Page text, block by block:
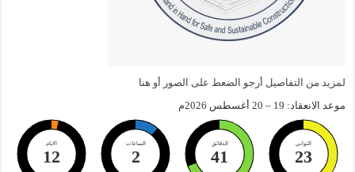
لمزيد من التفاصيل أرجو الضعط على الصور أو هنا
موعد الانعقاد: 19 – 20 أغسطس 2026م
الايام
12
الساعات
2
الدقائق
41
الثواني
23